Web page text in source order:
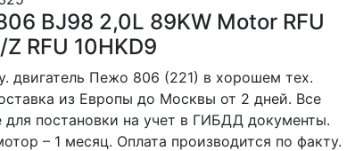
BJ98 2,0L 89KW Motor RFU
RFU 10HKD9
двигатель Пежо 806 (221) в хорошем тех.
из Европы до Москвы от 2 дней. Все
постановки на учет в ГИБДД документы.
– 1 месяц. Оплата производится по факту.